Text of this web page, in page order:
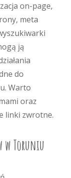
on-page,
meta
ją
do
Warto
oraz
linki zwrotne.
w Toruniu